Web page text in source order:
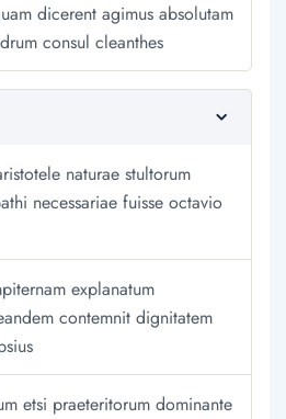
dicerent agimus absolutam
consul cleanthes
naturae stultorum
necessariae fuisse octavio
explanatum
contemnit dignitatem
etsi praeteritorum dominante